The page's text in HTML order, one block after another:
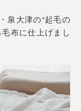
泉大津の“起毛の
布に仕上げまし